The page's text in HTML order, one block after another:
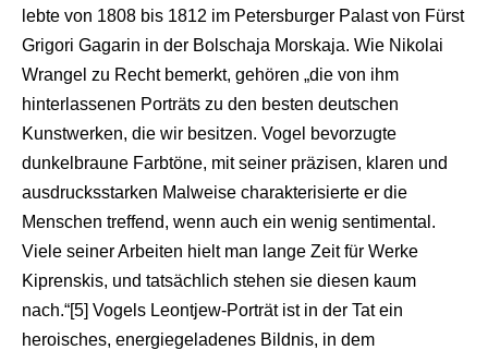
lebte von 1808 bis 1812 im Petersburger Palast von Fürst
Grigori Gagarin in der Bolschaja Morskaja. Wie Nikolai
Wrangel zu Recht bemerkt, gehören „die von ihm
hinterlassenen Porträts zu den besten deutschen
Kunstwerken, die wir besitzen. Vogel bevorzugte
dunkelbraune Farbtöne, mit seiner präzisen, klaren und
ausdrucksstarken Malweise charakterisierte er die
Menschen treffend, wenn auch ein wenig sentimental.
Viele seiner Arbeiten hielt man lange Zeit für Werke
Kiprenskis, und tatsächlich stehen sie diesen kaum
nach.“[5] Vogels Leontjew-Porträt ist in der Tat ein
heroisches, energiegeladenes Bildnis, in dem